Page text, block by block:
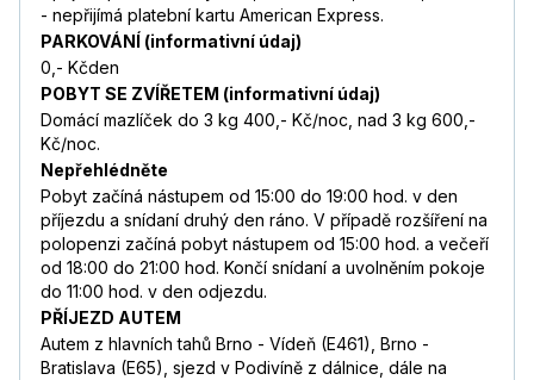
- nepřijímá platební kartu American Express.
PARKOVÁNÍ (informativní údaj)
0,- Kčden
POBYT SE ZVÍŘETEM (informativní údaj)
Domácí mazlíček do 3 kg 400,- Kč/noc, nad 3 kg 600,-
Kč/noc.
Nepřehlédněte
Pobyt začíná nástupem od 15:00 do 19:00 hod. v den
příjezdu a snídaní druhý den ráno. V případě rozšíření na
polopenzi začíná pobyt nástupem od 15:00 hod. a večeří
od 18:00 do 21:00 hod. Končí snídaní a uvolněním pokoje
do 11:00 hod. v den odjezdu.
PŘÍJEZD AUTEM
Autem z hlavních tahů Brno - Vídeň (E461), Brno -
Bratislava (E65), sjezd v Podivíně z dálnice, dále na